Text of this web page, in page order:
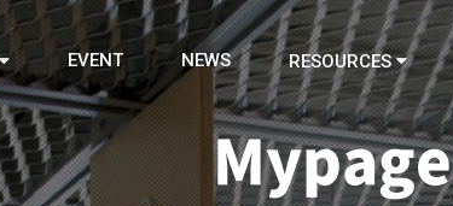
EVENT NEWS RESOURCES
Mypage